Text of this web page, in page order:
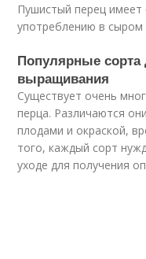
Пушистый перец имеет
употреблению в сыром
Популярные сорта
выращивания
Существует очень
перца. Различаются
плодами и окраской,
того, каждый сорт
уходе для получения